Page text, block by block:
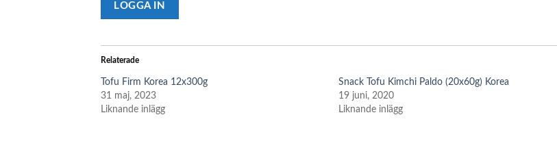
Relaterade
Tofu Firm Korea 12x300g
31 maj, 2023
Liknande inlägg
Snack Tofu Kimchi Paldo (20x60g) Korea
19 juni, 2020
Liknande inlägg